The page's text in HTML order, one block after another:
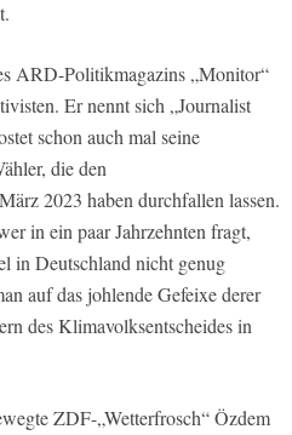
ARD-Politikmagazins „Monitor“
Er nennt sich „Journalist
schon auch mal seine
die den
2023 haben durchfallen lassen.
in ein paar Jahrzehnten fragt,
in Deutschland nicht genug
auf das johlende Gefeixe derer
des Klimavolksentscheides in
ZDF-„Wetterfrosch“ Özdem